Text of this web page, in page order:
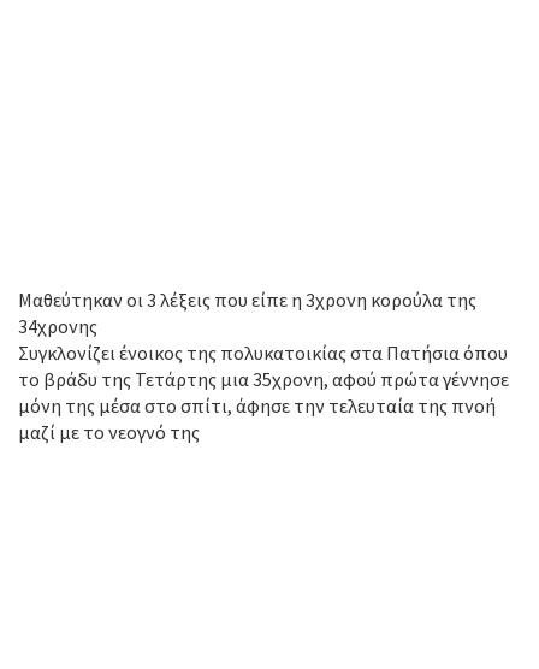
Μαθεύτηκαν οι 3 λέξεις που είπε η 3χρονη κορούλα της
34χρονης
Συγκλονίζει ένοικος της πολυκατοικίας στα Πατήσια όπου
το βράδυ της Τετάρτης μια 35χρονη, αφού πρώτα γέννησε
μόνη της μέσα στο σπίτι, άφησε την τελευταία της πνοή
μαζί με το νεογνό της